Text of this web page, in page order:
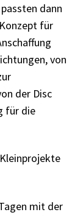
dann
für
von
der Disc
für die
mit der